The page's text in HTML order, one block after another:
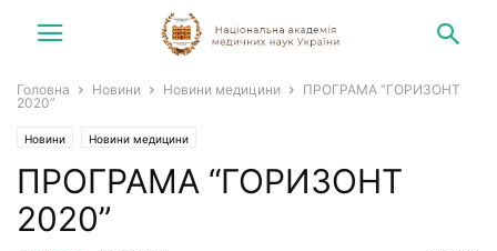
Головна Новини Новини медицини
ПРОГРАМА “ГОРИЗОНТ
2020”
Новини Новини медицини
ПРОГРАМА “ГОРИЗОНТ
2020”